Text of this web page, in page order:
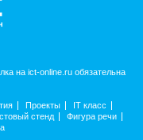
на ict-online.ru обязательна
Проекты
IT класс
стенд
Фигура речи